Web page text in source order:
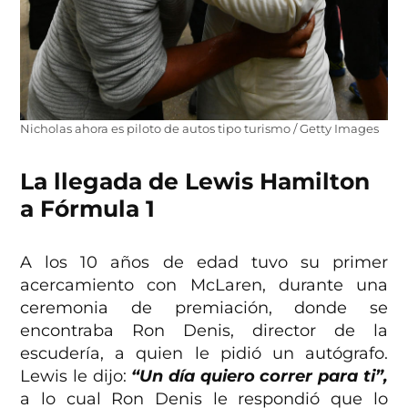
Nicholas ahora es piloto de autos tipo turismo / Getty Images
La llegada de Lewis Hamilton
a Fórmula 1
A los 10 años de edad tuvo su primer
acercamiento con McLaren, durante una
ceremonia de premiación, donde se
encontraba Ron Denis, director de la
escudería, a quien le pidió un autógrafo.
Lewis le dijo: “Un día quiero correr para ti”,
a lo cual Ron Denis le respondió que lo